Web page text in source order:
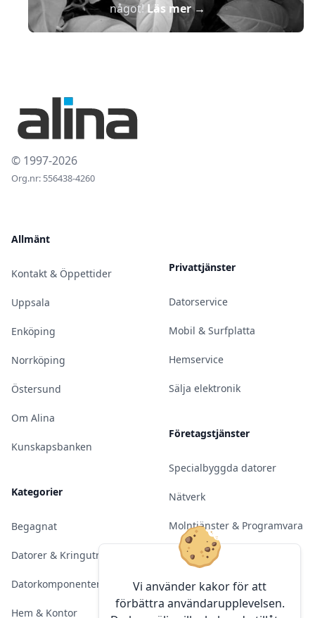
Vi använder kakor för att
förbättra användarupplevelsen.
något!Läs mer→
© 1997-2026
Org.nr: 556438-4260
Allmänt
Kontakt & Öppettider
Uppsala
Enköping
Norrköping
Östersund
Om Alina
Kunskapsbanken
Kategorier
Begagnat
Datorer & Kringutrustning
Datorkomponenter
Hem & Kontor
Privattjänster
Datorservice
Mobil & Surfplatta
Hemservice
Sälja elektronik
Företagstjänster
Specialbyggda datorer
Nätverk
Molntjänster & Programvara
Server & Backup
Kameraövervakning
Konferens & Public Display